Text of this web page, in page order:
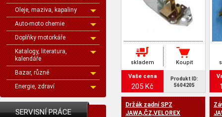
Oleje, maziva, kapaliny
Auto-moto chemie
Doplňky motorkáře
Katalogy, literatura,
kalendáře
Bazar, různé
Energie, zdraví
SERVISNÍ PRÁCE
skladem Koupit
Vaše cena
205 Kč
Produkt ID:
5604205
Držák zadní SPZ
JAWA,ČZ,VELOREX